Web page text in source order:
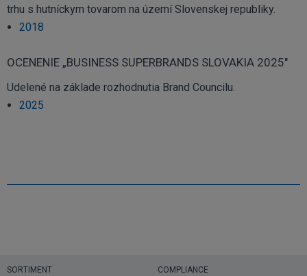
trhu s hutníckym tovarom na území Slovenskej republiky.
2018
OCENENIE „BUSINESS SUPERBRANDS SLOVAKIA 2025"
Udelené na základe rozhodnutia Brand Councilu.
2025
SORTIMENT
COMPLIANCE